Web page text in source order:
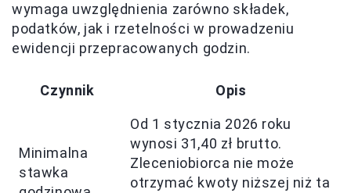
wymaga uwzględnienia zarówno składek,
podatków, jak i rzetelności w prowadzeniu
ewidencji przepracowanych godzin.
Czynnik Opis
Minimalna
stawka
Od 1 stycznia 2026 roku
wynosi 31,40 zł brutto.
Zleceniobiorca nie może
otrzymać kwoty niższej niż ta